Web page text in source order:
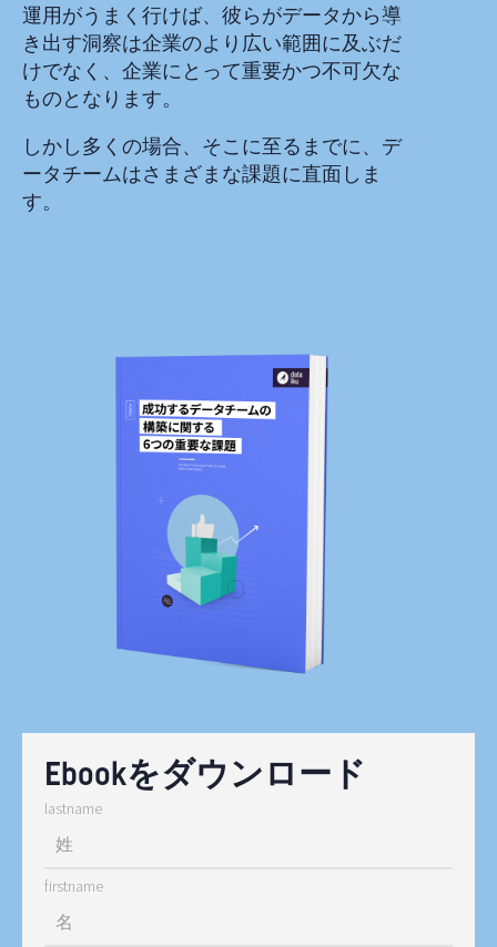
運用がうまく行けば、彼らがデータから導
き出す洞察は企業のより広い範囲に及ぶだ
けでなく、企業にとって重要かつ不可欠な
ものとなります。
しかし多くの場合、そこに至るまでに、デ
ータチームはさまざまな課題に直面しま
す。
Ebookをダウンロード
lastname
firstname